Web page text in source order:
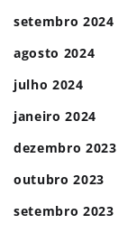
setembro 2024
agosto 2024
julho 2024
janeiro 2024
dezembro 2023
outubro 2023
setembro 2023